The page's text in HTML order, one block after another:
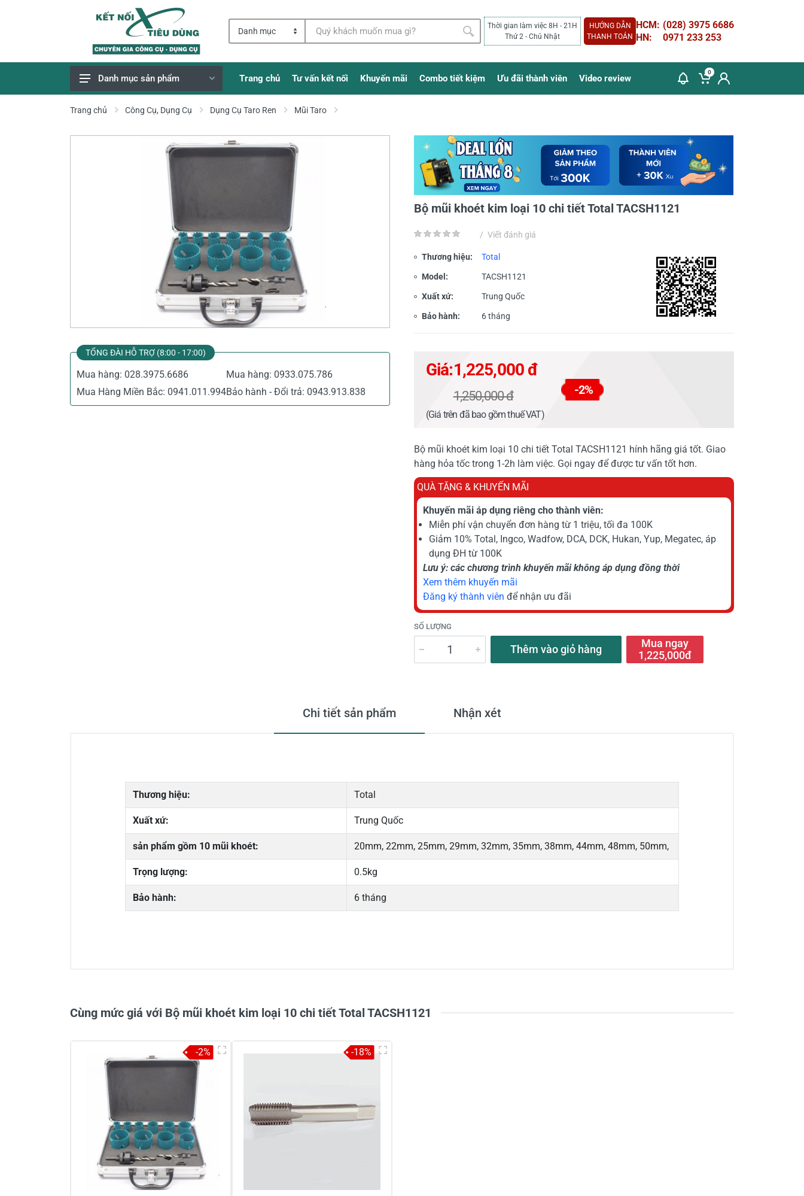
Thời gian làm việc 8H - 21H
Thứ 2 - Chủ Nhật
HƯỚNG DẪN
THANH TOÁN
HCM: (028) 3975 6686
HN:
0971 233 253
Giao Hàng Miễn Phí
Danh mục sản phẩm Trang chủ Tư vấn kết nối Khuyến mãi Combo tiết kiệm Ưu đãi thành viên Video review
0
Trang chủ Công Cụ, Dụng Cụ Dụng Cụ Taro Ren Mũi Taro
TỔNG ĐÀI HỖ TRỢ (8:00 - 17:00)
Mua hàng: 028.3975.6686 Mua hàng: 0933.075.786
Mua Hàng Miền Bắc: 0941.011.994Bảo hành - Đổi trả: 0943.913.838
Bộ mũi khoét kim loại 10 chi tiết Total TACSH1121
/ Viết đánh giá
Thương hiệu: Total
Model: TACSH1121
Xuất xứ: Trung Quốc
Bảo hành: 6 tháng
Giá:1,225,000 đ
1,250,000 đ -2%
(Giá trên đã bao gồm thuế VAT)
Bộ mũi khoét kim loại 10 chi tiết Total TACSH1121 hính hãng giá tốt. Giao
hàng hỏa tốc trong 1-2h làm việc. Gọi ngay để được tư vấn tốt hơn.
QUÀ TẶNG & KHUYẾN MÃI
Khuyến mãi áp dụng riêng cho thành viên:
Miễn phí vận chuyển đơn hàng từ 1 triệu, tối đa 100K
Giảm 10% Total, Ingco, Wadfow, DCA, DCK, Hukan, Yup, Megatec, áp
dụng ĐH từ 100K
Lưu ý: các chương trình khuyến mãi không áp dụng đồng thời
Xem thêm khuyến mãi
Đăng ký thành viên để nhận ưu đãi
SỐ LƯỢNG
Thêm vào giỏ hàng
Mua ngay
1,225,000đ
Chi tiết sản phẩm Nhận xét
Thương hiệu: Total
Xuất xứ: Trung Quốc
sản phẩm gồm 10 mũi khoét: 20mm, 22mm, 25mm, 29mm, 32mm, 35mm, 38mm, 44mm, 48mm, 50mm,
Trọng lượng: 0.5kg
Bảo hành: 6 tháng
Viết nhận xét về sản phẩm
Đánh giá sao
Viết nhận xét của bạn vào bên dưới*
Cùng mức giá với Bộ mũi khoét kim loại 10 chi tiết Total TACSH1121
-2% -18%